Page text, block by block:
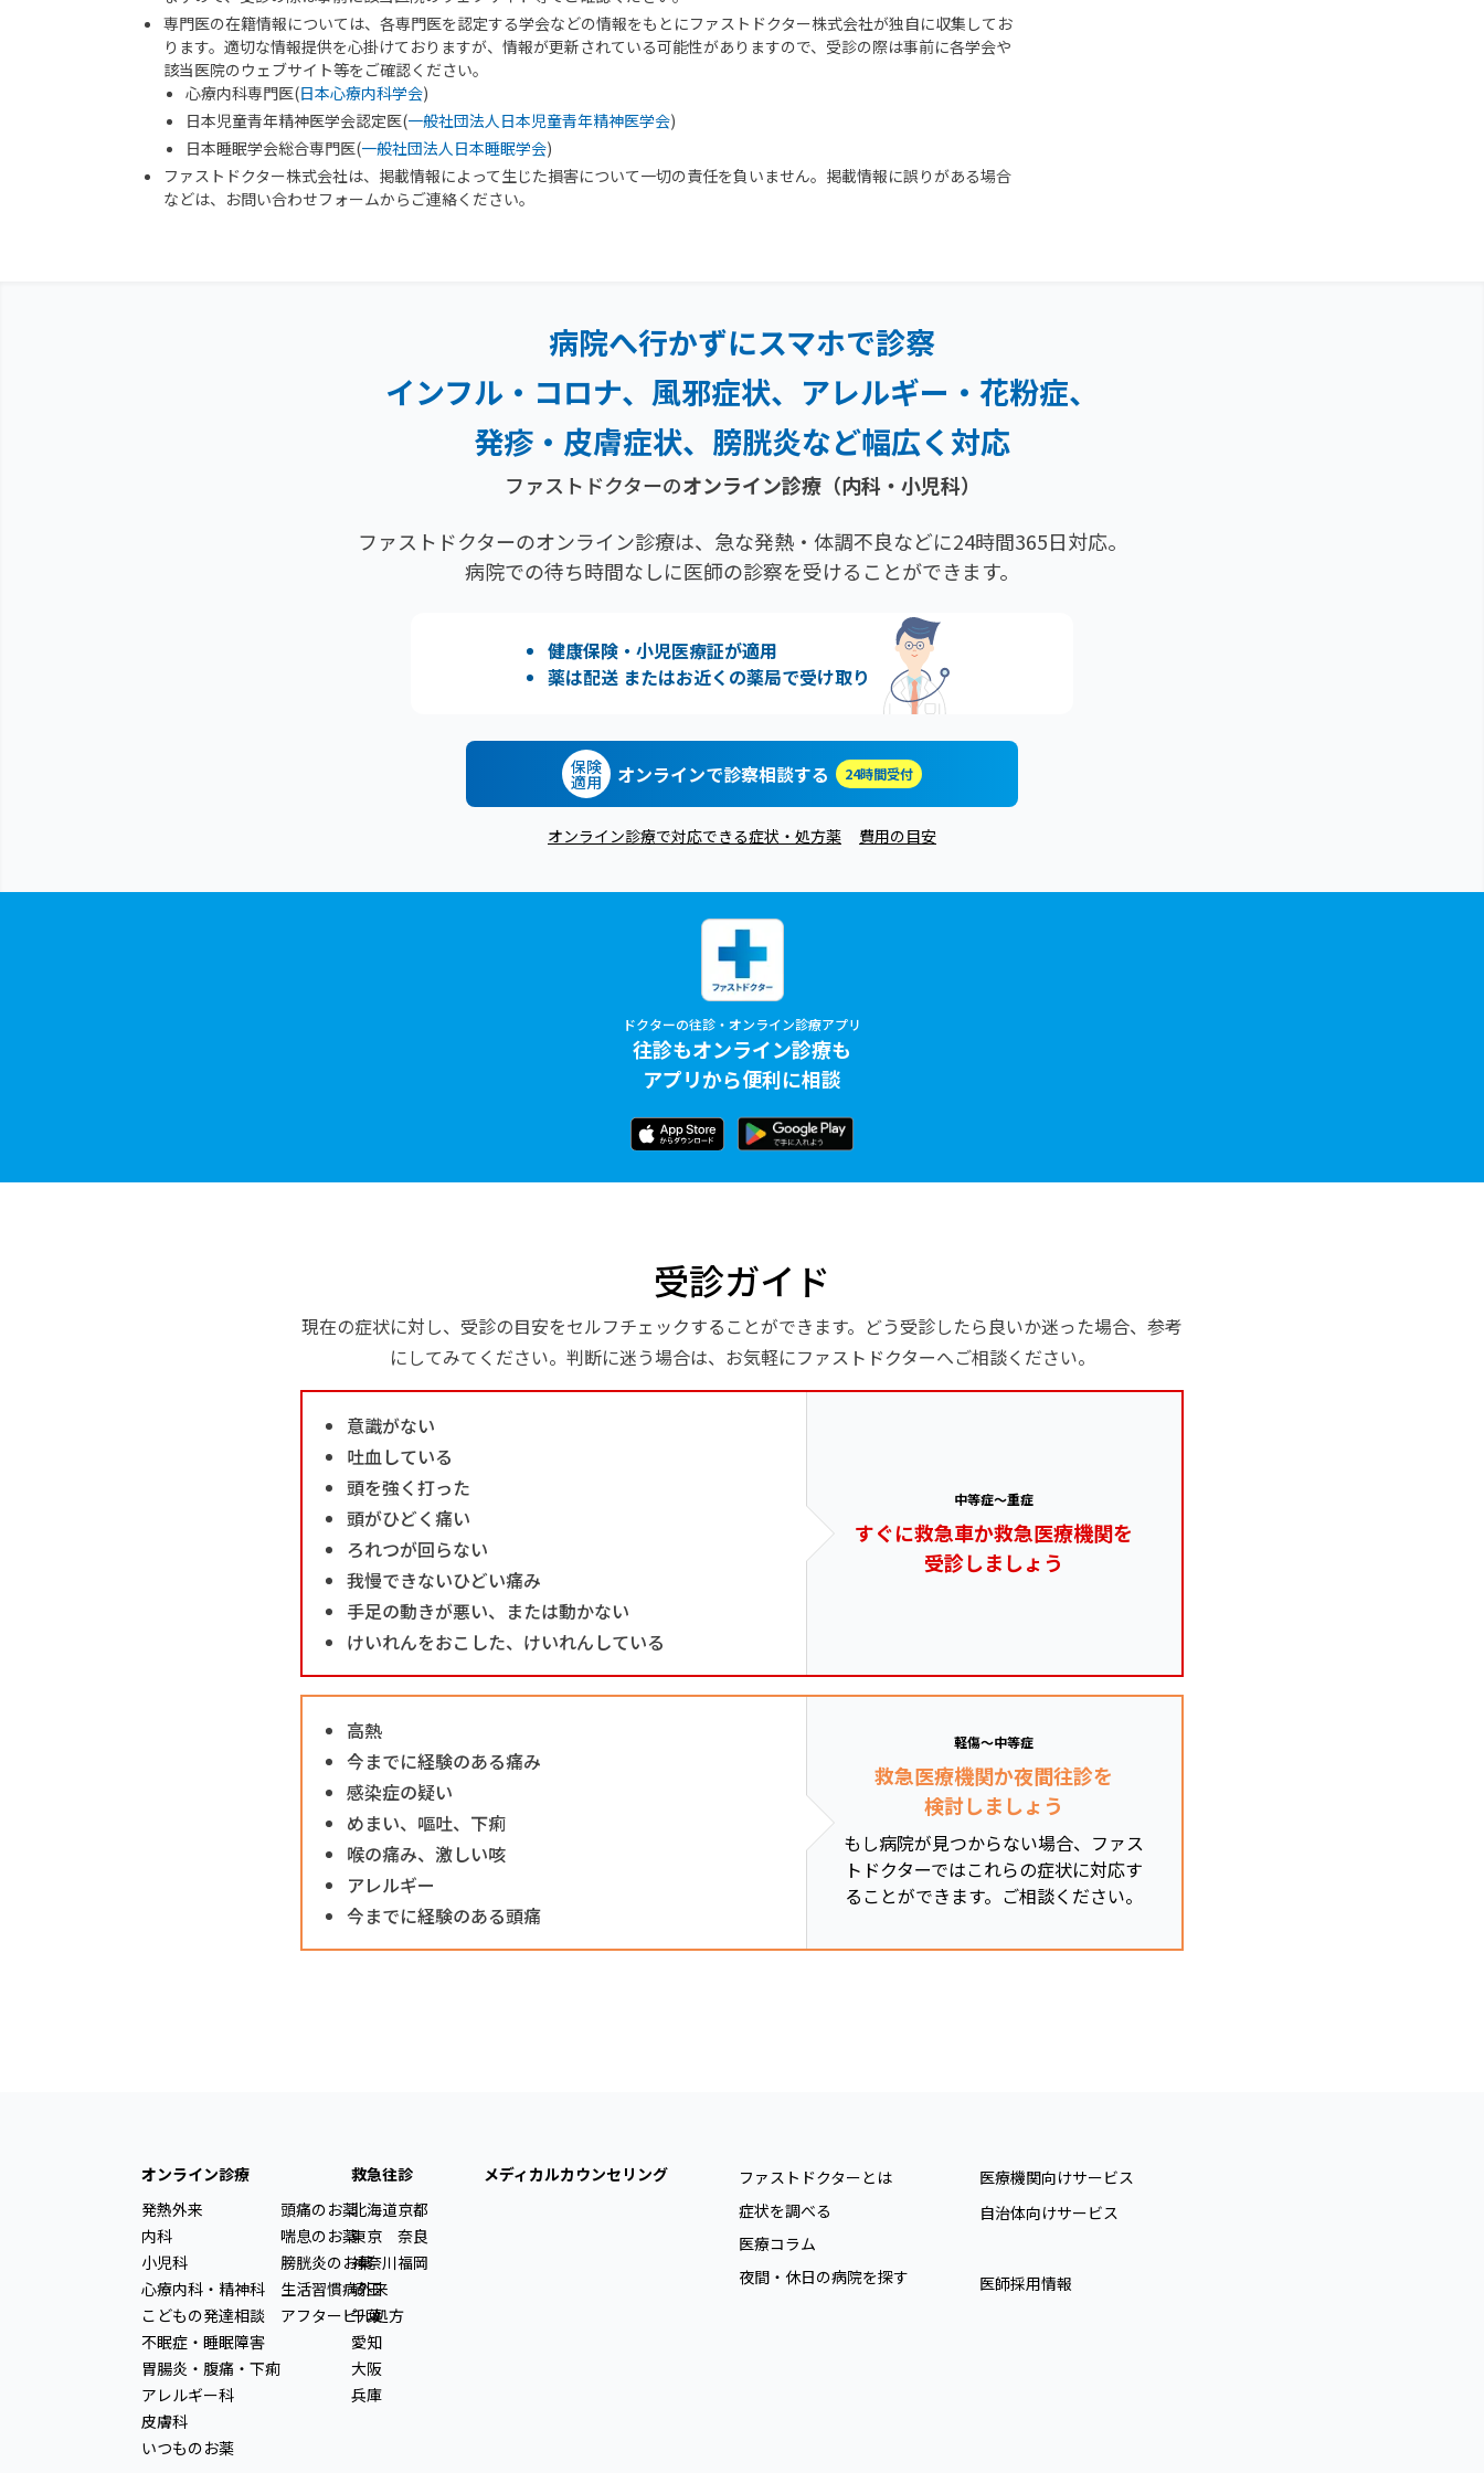
専門医の在籍情報については、各専門医を認定する学会などの情報をもとにファストドクター株式会社が独自に収集してお
ります。適切な情報提供を心掛けておりますが、情報が更新されている可能性がありますので、受診の際は事前に各学会や
該当医院のウェブサイト等をご確認ください。
心療内科専門医(日本心療内科学会)
日本児童青年精神医学会認定医(一般社団法人日本児童青年精神医学会)
日本睡眠学会総合専門医(一般社団法人日本睡眠学会)
ファストドクター株式会社は、掲載情報によって生じた損害について一切の責任を負いません。掲載情報に誤りがある場合
などは、お問い合わせフォームからご連絡ください。
病院へ行かずにスマホで診察
インフル・コロナ、風邪症状、 アレルギー・花粉症、
発疹・ 皮膚症状、膀胱炎など幅広く対応
ファストドクターのオンライン診療（内科・小児科）
ファストドクターのオンライン診療は、急な発熱・体調不良などに24時間365日対応。
病院での待ち時間なしに医師の診察を受けることができます。
健康保険・小児医療証が適用
薬は配送 またはお近くの薬局で受け取り
保険
適用 オンラインで診察相談する 24時間受付
オンライン診療で対応できる症状・処方薬 費用の目安
ドクターの往診・オンライン診療アプリ
往診もオンライン診療も
アプリから便利に相談
受診ガイド
現在の症状に対し、受診の目安をセルフチェックすることができます。どう受診したら良いか迷った場合、参考
にしてみてください。判断に迷う場合は、お気軽にファストドクターへご相談ください。
意識がない
吐血している
頭を強く打った
頭がひどく痛い
ろれつが回らない
我慢できないひどい痛み
手足の動きが悪い、または動かない
けいれんをおこした、けいれんしている
中等症～重症
すぐに救急車か救急医療機関を
受診しましょう
高熱
今までに経験のある痛み
感染症の疑い
めまい、嘔吐、下痢
喉の痛み、激しい咳
アレルギー
今までに経験のある頭痛
軽傷～中等症
救急医療機関か夜間往診を
検討しましょう
もし病院が見つからない場合、ファス
トドクターではこれらの症状に対応す
ることができます。ご相談ください。
オンライン診療
発熱外来
内科
小児科
心療内科・精神科
こどもの発達相談
不眠症・睡眠障害
胃腸炎・腹痛・下痢
アレルギー科
皮膚科
いつものお薬
頭痛のお薬
喘息のお薬
膀胱炎のお薬
生活習慣病外来
アフターピル処方
救急往診
北海道
東京
神奈川
埼玉
千葉
愛知
大阪
兵庫
京都
奈良
福岡
メディカルカウンセリング
ファストドクターとは
症状を調べる
医療コラム
夜間・休日の病院を探す
医療機関向けサービス
自治体向けサービス
医師採用情報